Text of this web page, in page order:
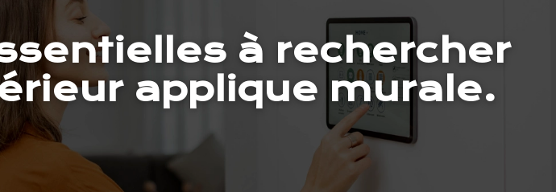
à rechercher
applique murale.